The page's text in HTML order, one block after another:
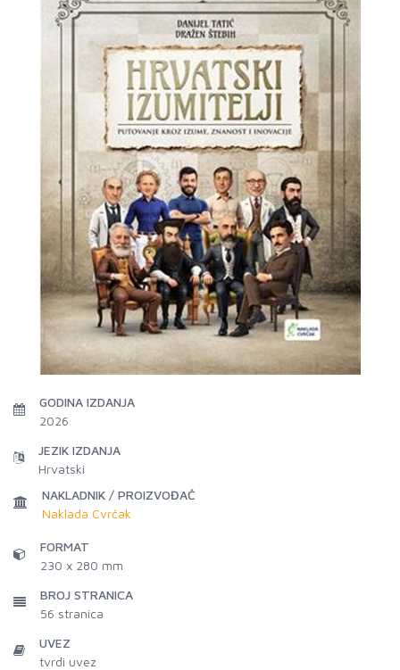
GODINA IZDANJA
2026
JEZIK IZDANJA
Hrvatski
NAKLADNIK / PROIZVOĐAČ
Naklada Cvrčak
FORMAT
230 x 280 mm
BROJ STRANICA
56 stranica
UVEZ
tvrdi uvez